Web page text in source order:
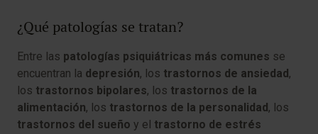
¿Qué patologías se tratan?
Entre las patologías psiquiátricas más comunes se
encuentran la depresión, los trastornos de ansiedad,
los trastornos bipolares, los trastornos de la
alimentación, los trastornos de la personalidad, los
trastornos del sueño y el trastorno de estrés